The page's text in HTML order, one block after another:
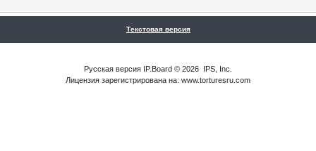
Текстовая версия
Русская версия IP.Board© 2026 IPS, Inc
Лицензия зарегистрирована на: www.torturesru.com